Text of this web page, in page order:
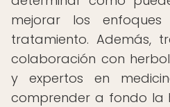
mejorar los enfoques
tratamiento. Además,
colaboración con
y expertos en
comprender a fondo la